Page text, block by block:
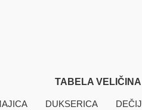
TABELA VELIČINA
DUKSERICA